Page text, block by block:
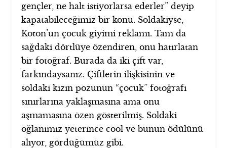
gençler, ne halt istiyorlarsa ederler” deyip
kapatabileceğimiz bir konu. Soldakiyse,
Koton’un çocuk giyimi reklamı. Tam da
sağdaki dörtlüye özendiren, onu hatırlatan
bir fotoğraf. Burada da iki çift var,
farkındaysanız. Çiftlerin ilişkisinin ve
soldaki kızın pozunun “çocuk” fotoğrafı
sınırlarına yaklaşmasına ama onu
aşmamasına özen gösterilmiş. Soldaki
oğlanımız yeterince cool ve bunun ödülünü
alıyor, gördüğümüz gibi.